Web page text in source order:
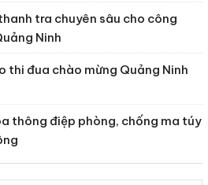
tra chuyên sâu cho công
Ninh
thi đua chào mừng Quảng Ninh
thông điệp phòng, chống ma túy